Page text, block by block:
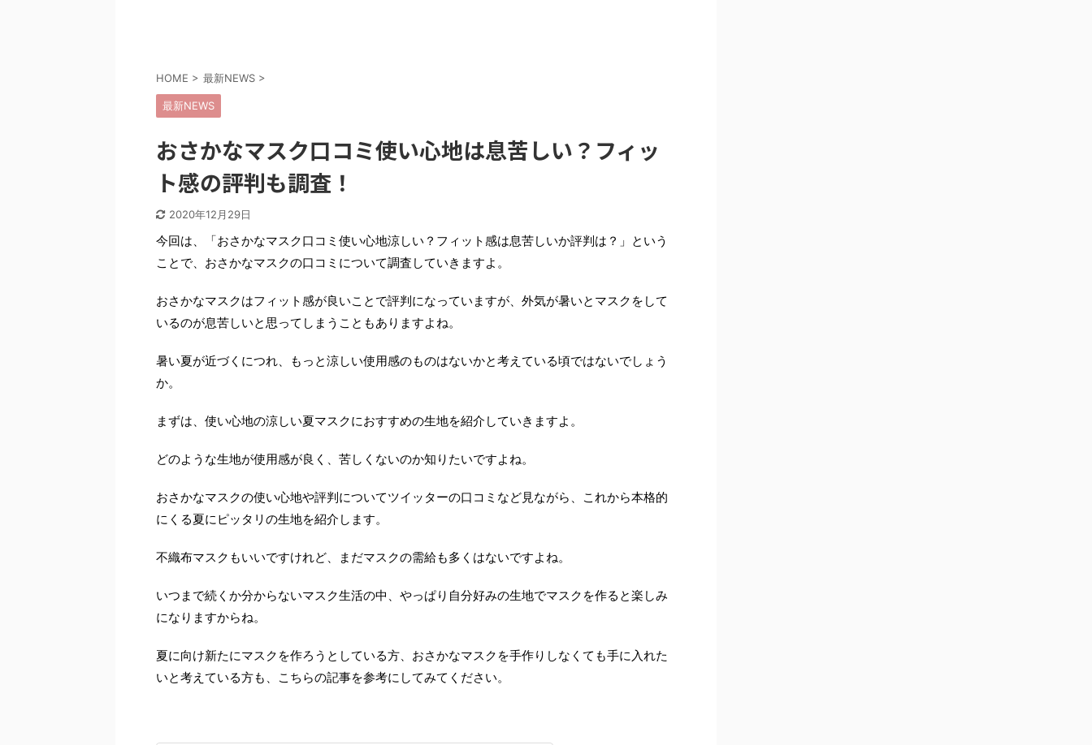
HOME > 最新NEWS >
最新NEWS
おさかなマスク口コミ使い心地は息苦しい？フィッ
ト感の評判も調査！
2020年12月29日
今回は、「おさかなマスク口コミ使い心地涼しい？フィット感は息苦しいか評判は？」という
ことで、おさかなマスクの口コミについて調査していきますよ。
おさかなマスクはフィット感が良いことで評判になっていますが、外気が暑いとマスクをして
いるのが息苦しいと思ってしまうこともありますよね。
暑い夏が近づくにつれ、もっと涼しい使用感のものはないかと考えている頃ではないでしょう
か。
まずは、使い心地の涼しい夏マスクにおすすめの生地を紹介していきますよ。
どのような生地が使用感が良く、苦しくないのか知りたいですよね。
おさかなマスクの使い心地や評判についてツイッターの口コミなど見ながら、これから本格的
にくる夏にピッタリの生地を紹介します。
不織布マスクもいいですけれど、まだマスクの需給も多くはないですよね。
いつまで続くか分からないマスク生活の中、やっぱり自分好みの生地でマスクを作ると楽しみ
になりますからね。
夏に向け新たにマスクを作ろうとしている方、おさかなマスクを手作りしなくても手に入れた
いと考えている方も、こちらの記事を参考にしてみてください。